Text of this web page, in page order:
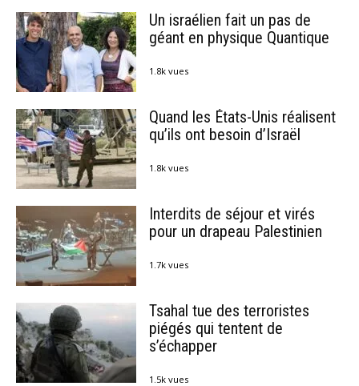
Un israélien fait un pas de
géant en physique Quantique
1.8k vues
Quand les États-Unis réalisent
qu’ils ont besoin d’Israël
1.8k vues
Interdits de séjour et virés
pour un drapeau Palestinien
1.7k vues
Tsahal tue des terroristes
piégés qui tentent de
s’échapper
1.5k vues